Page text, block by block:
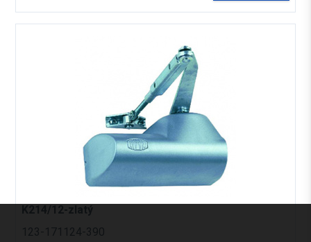
K214/12-zlatý
123-171124-390